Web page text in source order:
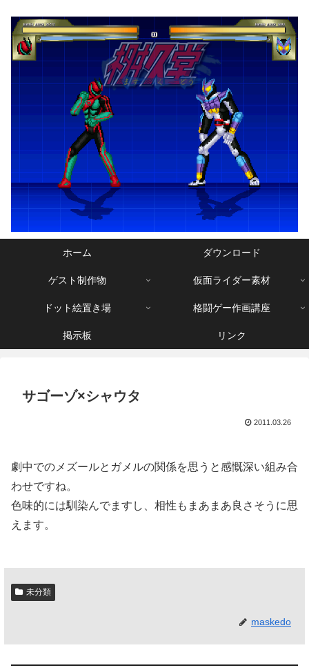
ホーム ダウンロード
ゲスト制作物 仮面ライダー素材
ドット絵置き場 格闘ゲー作画講座
掲示板 リンク
サゴーゾ×シャウタ
2011.03.26
劇中でのメズールとガメルの関係を思うと感慨深い組み合
わせですね。
色味的には馴染んでますし、相性もまあまあ良さそうに思
えます。
未分類
maskedo